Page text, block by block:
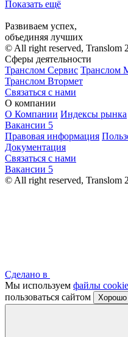
Показать ещё
Развиваем успех,
объединяя лучших
© All right reserved, Translom
Сферы деятельности
Транслом Сервис Транслом
Транслом Втормет
Связаться с нами
О компании
О Компании Индексы рынка
Вакансии 5
Правовая информация
Документация
Связаться с нами
Вакансии 5
© All right reserved, Translom
Сделано в
Мы используем файлы cookie
пользоваться сайтом
Хорошо